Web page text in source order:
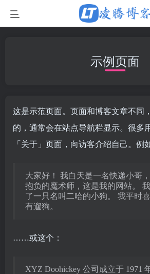
示例页面
这是示范页面。页面和博客文章不同
的，通常会在站点导航栏显示。很多
「关于」页面，向访客介绍自己。例
大家好！ 我白天是一名快递小哥
抱负的魔术师，这是我的网站。
了一只名叫二哈的小狗。 我平时
有遛狗。
……或这个：
XYZ Doohickey 公司成立于 1971